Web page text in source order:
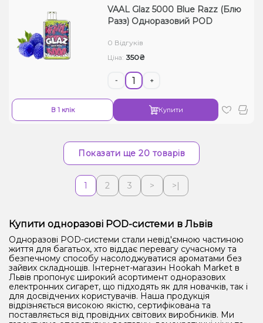
VAAL Glaz 5000 Blue Razz (Блю
Разз) Одноразовий POD
0 Відгуків
Ціна: 350₴
- +
В 1 клік Купити
Показати ще 20 товарів
1 2 3 > >|
Купити одноразові POD-системи в Львів
Одноразові POD-системи стали невід'ємною частиною
життя для багатьох, хто віддає перевагу сучасному та
безпечному способу насолоджуватися ароматами без
зайвих складнощів. Інтернет-магазин Hookah Market в
Львів пропонує широкий асортимент одноразових
електронних сигарет, що підходять як для новачків, так і
для досвідчених користувачів. Наша продукція
відрізняється високою якістю, сертифікована та
поставляється від провідних світових виробників. Ми